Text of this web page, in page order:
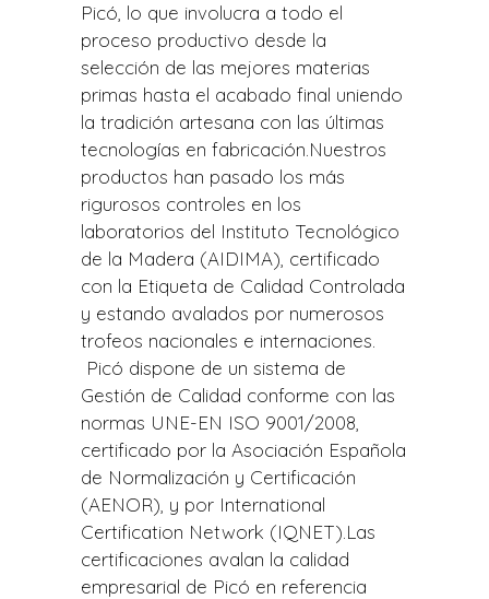
Picó, lo que involucra a todo el
proceso productivo desde la
selección de las mejores materias
primas hasta el acabado final uniendo
la tradición artesana con las últimas
tecnologías en fabricación.Nuestros
productos han pasado los más
rigurosos controles en los
laboratorios del Instituto Tecnológico
de la Madera (AIDIMA), certificado
con la Etiqueta de Calidad Controlada
y estando avalados por numerosos
trofeos nacionales e internaciones.
Picó dispone de un sistema de
Gestión de Calidad conforme con las
normas UNE-EN ISO 9001/2008,
certificado por la Asociación Española
de Normalización y Certificación
(AENOR), y por International
Certification Network (IQNET).Las
certificaciones avalan la calidad
empresarial de Picó en referencia